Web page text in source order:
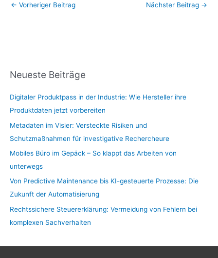
← Vorheriger Beitrag Nächster Beitrag →
Neueste Beiträge
Digitaler Produktpass in der Industrie: Wie Hersteller ihre
Produktdaten jetzt vorbereiten
Metadaten im Visier: Versteckte Risiken und
Schutzmaßnahmen für investigative Rechercheure
Mobiles Büro im Gepäck – So klappt das Arbeiten von
unterwegs
Von Predictive Maintenance bis KI-gesteuerte Prozesse: Die
Zukunft der Automatisierung
Rechtssichere Steuererklärung: Vermeidung von Fehlern bei
komplexen Sachverhalten